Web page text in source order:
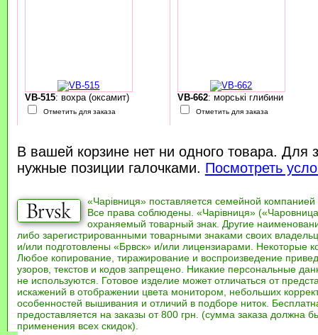
VB-515: вохра (оксамит)
Отметить для заказа
VB-662: морські глибини
Отметить для заказа
В вашей корзине нет ни одного товара. Для
нужные позиции галочками. Посмотреть
«Чарівниця» поставляется семейной компанией
Все права соблюдены. «Чарівниця»
охраняемый товарный знак. Другие
либо зарегистрированными товарными знаками своих
и/или подготовлены «Брвск» и/или лицензиарами. Некоторые
Любое копирование, тиражирование и воспроизведение
узоров, текстов и кодов запрещено. Никакие персональные
не используются. Готовое изделие может отличаться от
искажений в отображении цвета монитором, небольших
особенностей вышивания и отличий в подборе ниток.
предоставляется на заказы от 800 грн. (сумма заказа должна
применения всех скидок).